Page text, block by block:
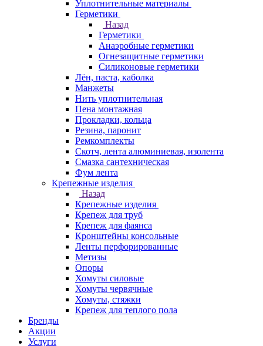
Уплотнительные материалы
Герметики
Назад
Герметики
Анаэробные герметики
Огнезащитные герметики
Силиконовые герметики
Лён, паста, каболка
Манжеты
Нить уплотнительная
Пена монтажная
Прокладки, кольца
Резина, паронит
Ремкомплекты
Скотч, лента алюминиевая, изолента
Смазка сантехническая
Фум лента
Крепежные изделия
Назад
Крепежные изделия
Крепеж для труб
Крепеж для фаянса
Кронштейны консольные
Ленты перфорированные
Метизы
Опоры
Хомуты силовые
Хомуты червячные
Хомуты, стяжки
Крепеж для теплого пола
Бренды
Акции
Услуги